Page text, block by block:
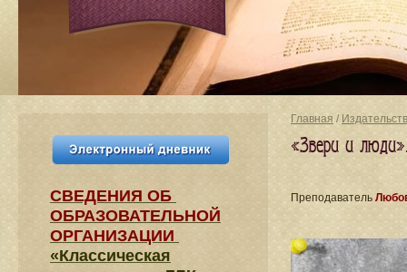
Главная /
«Звери и
Преподаватель
СВЕДЕНИЯ​ ОБ
ОБРАЗОВАТЕЛЬНОЙ
ОРГАНИЗАЦИИ
«Классическая